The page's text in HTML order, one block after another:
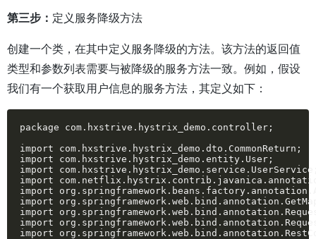
第三步： 定义服务降级方法
创建一个类，在其中定义服务降级的方法。该方法的返回值
类型和参数列表需要与被降级的服务方法一致。例如，假设
我们有一个获取用户信息的服务方法，其定义如下：
package com.hxstrive.hystrix_demo.controller;
import com.hxstrive.hystrix_demo.dto.CommonReturn;
import com.hxstrive.hystrix_demo.entity.User;
import
import
import
import
import
import
import